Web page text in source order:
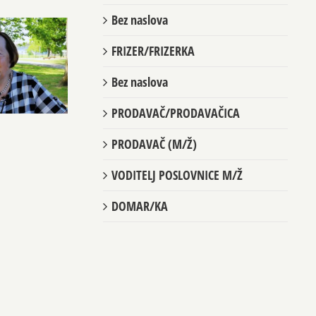
Bez naslova
FRIZER/FRIZERKA
Bez naslova
PRODAVAČ/PRODAVAČICA
PRODAVAČ (M/Ž)
VODITELJ POSLOVNICE M/Ž
DOMAR/KA